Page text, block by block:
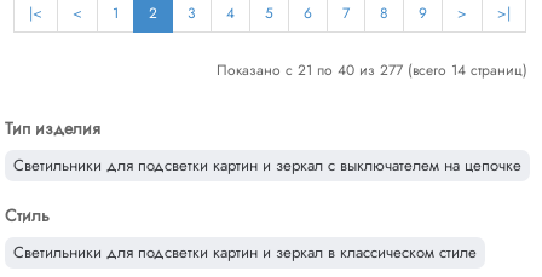
|< < 1 2 3 4 5 6 7 8 9 > >|
Показано с 21 по 40 из 277 (всего 14 страниц)
Тип изделия
Светильники для подсветки картин и зеркал с выключателем на цепочке
Стиль
Светильники для подсветки картин и зеркал в классическом стиле